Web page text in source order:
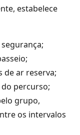
estabelece
de ar reserva;
percurso;
grupo,
os intervalos